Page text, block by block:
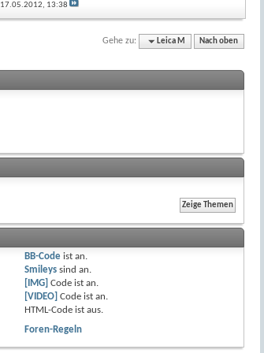
17.05.2012, 13:38
Gehe zu: Leica M Nach oben
BB-Codeist an.
Smileyssind an.
[IMG] Code ist an.
[VIDEO] Code ist an.
HTML-Code ist aus.
Foren-Regeln